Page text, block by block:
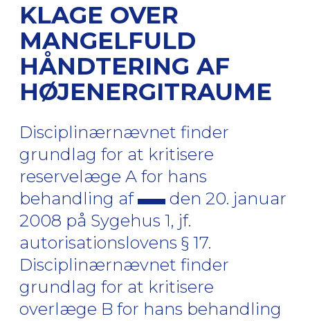
KLAGE OVER
MANGELFULD
HÅNDTERING AF
HØJENERGITRAUME
Disciplinærnævnet finder
grundlag for at kritisere
reservelæge A for hans
behandling af
den 20. januar
2008 på Sygehus 1, jf.
autorisationslovens § 17.
Disciplinærnævnet finder
grundlag for at kritisere
overlæge B for hans behandling